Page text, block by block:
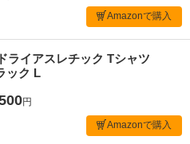
Amazonで購入
ライアスレチック Tシャツ
ック L
円
Amazonで購入